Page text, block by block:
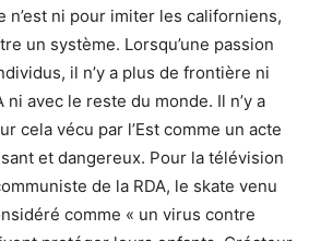
n’est ni pour imiter les californiens,
un système. Lorsqu’une passion
il n’y a plus de frontière ni
ni avec le reste du monde. Il n’y a
cela vécu par l’Est comme un acte
et dangereux. Pour la télévision
de la RDA, le skate venu
comme « un virus contre